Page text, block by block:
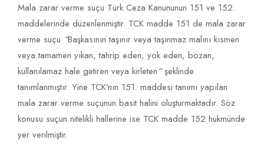
Mala zarar verme suçu Türk Ceza Kanununun 151 ve 152.
maddelerinde düzenlenmiştir. TCK madde 151 de mala zarar
verme suçu “Başkasının taşınır veya taşınmaz malını kısmen
veya tamamen yıkan, tahrip eden, yok eden, bozan,
kullanılamaz hale getiren veya kirleten“şeklinde
tanımlanmıştır. Yine TCK’nın 151. maddesi tanımı yapılan
mala zarar verme suçunun basit halini oluşturmaktadır. Söz
konusu suçun nitelikli hallerine ise TCK madde 152 hükmünde
yer verilmiştir.